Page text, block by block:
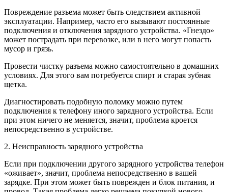
Повреждение разъема может быть следствием активной
эксплуатации. Например, часто его вызывают постоянные
подключения и отключения зарядного устройства. «Гнездо»
может пострадать при перевозке, или в него могут попасть
мусор и грязь.
Провести чистку разъема можно самостоятельно в домашних
условиях. Для этого вам потребуется спирт и старая зубная
щетка.
Диагностировать подобную поломку можно путем
подключения к телефону иного зарядного устройства. Если
при этом ничего не меняется, значит, проблема кроется
непосредственно в устройстве.
2. Неисправность зарядного устройства
Если при подключении другого зарядного устройства телефон
«оживает», значит, проблема непосредственно в вашей
зарядке. При этом может быть поврежден и блок питания, и